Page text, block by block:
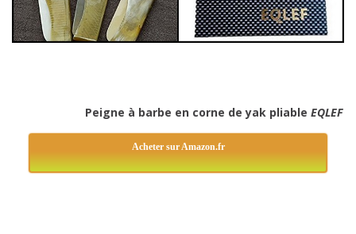
Peigne à barbe en corne de yak pliable EQLEF
Acheter sur Amazon.fr